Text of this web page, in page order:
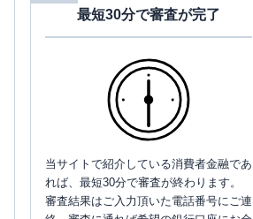
最短30分で審査が完了
当サイトで紹介している消費者金融であ
れば、最短30分で審査が終わります。
審査結果はご入力頂いた電話番号にご連